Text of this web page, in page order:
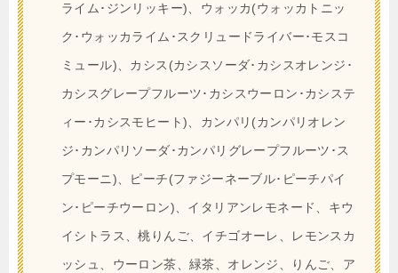
ライム･ジンリッキー)、ウォッカ(ウォッカトニッ
ク･ウォッカライム･スクリュードライバー･モスコ
ミュール)、カシス(カシスソーダ･カシスオレンジ･
カシスグレープフルーツ･カシスウーロン･カシステ
ィー･カシスモヒート)、カンパリ(カンパリオレン
ジ･カンパリソーダ･カンパリグレープフルーツ･ス
プモーニ)、ピーチ(ファジーネーブル･ピーチパイ
ン･ピーチウーロン)、イタリアンレモネード、キウ
イシトラス、桃りんご、イチゴオーレ、レモンスカ
ッシュ、ウーロン茶、緑茶、オレンジ、りんご、ア